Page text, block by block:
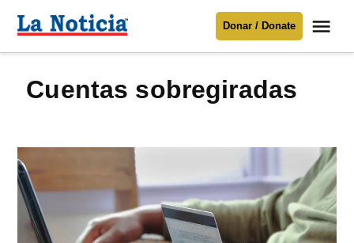
Para mantenerte informado necesitamostu apoyo
contenido
Noticia
Donar / Donate
Cuentas sobregiradas